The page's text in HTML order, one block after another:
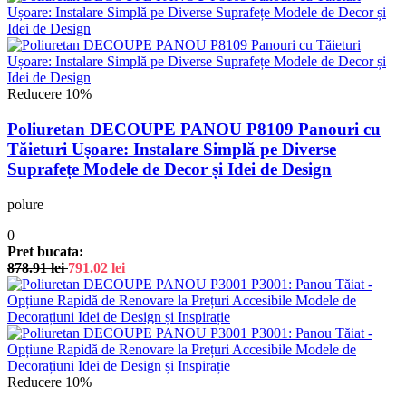
Reducere 10%
Poliuretan DECOUPE PANOU P8109 Panouri cu
Tăieturi Ușoare: Instalare Simplă pe Diverse
Suprafețe Modele de Decor și Idei de Design
polure
0
Pret bucata:
878.91lei 791.02 lei
Reducere 10%